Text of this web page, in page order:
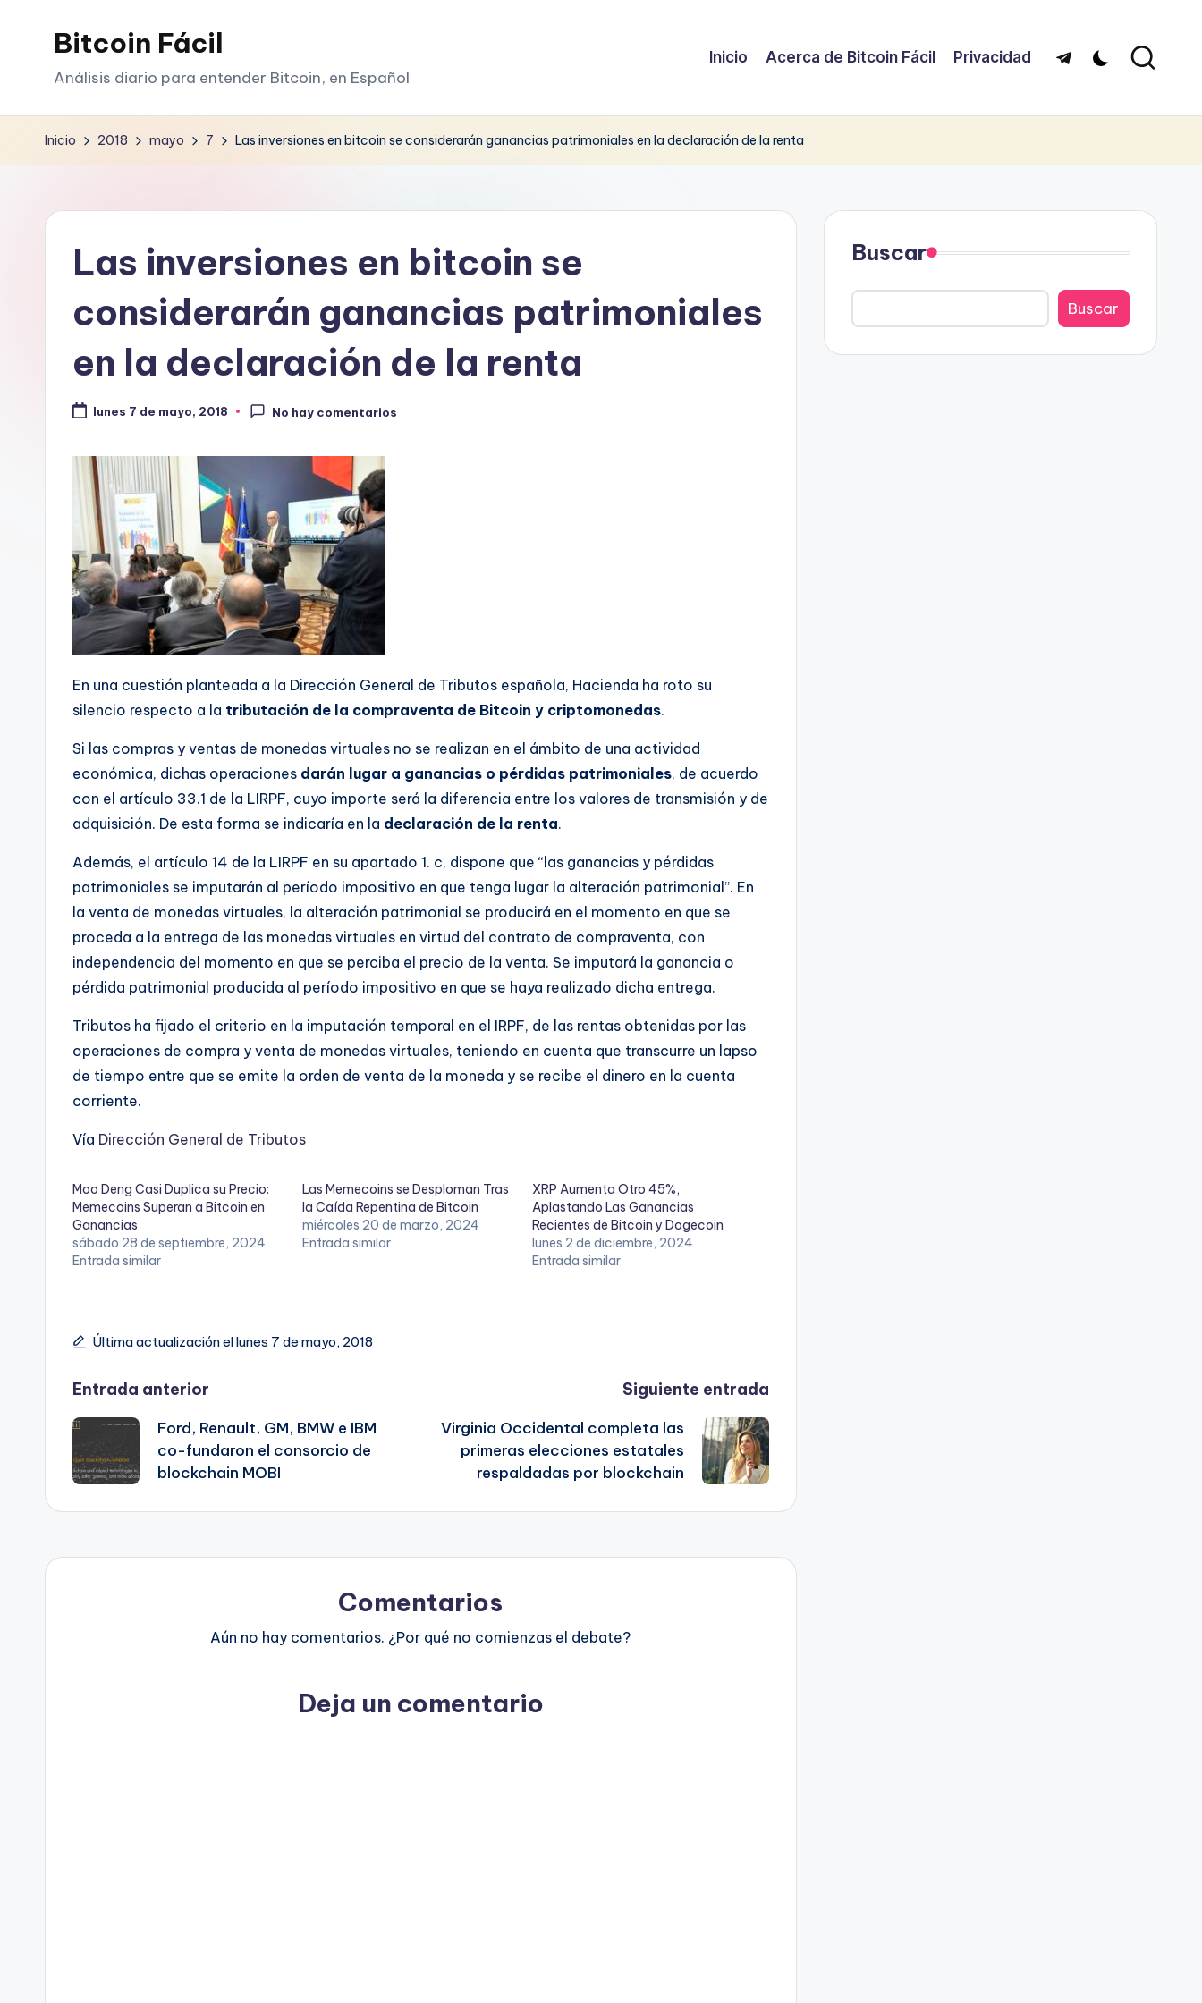
Bitcoin Fácil
Análisis diario para entender Bitcoin, en Español
Inicio Acerca de Bitcoin Fácil Privacidad Telegram
Inicio 2018 mayo 7 Las inversiones en bitcoin se considerarán ganancias patrimoniales en la declaración de la renta
Las inversiones en bitcoin se
considerarán ganancias patrimoniales
en la declaración de la renta
lunes 7 de mayo, 2018 No hay comentarios
En una cuestión planteada a la Dirección General de Tributos española, Hacienda ha roto su
silencio respecto a la tributación de la compraventa de Bitcoin y criptomonedas.
Si las compras y ventas de monedas virtuales no se realizan en el ámbito de una actividad
económica, dichas operaciones darán lugar a ganancias o pérdidas patrimoniales, de acuerdo
con el artículo 33.1 de la LIRPF, cuyo importe será la diferencia entre los valores de transmisión y de
adquisición. De esta forma se indicaría en la declaración de la renta.
Además, el artículo 14 de la LIRPF en su apartado 1. c, dispone que “las ganancias y pérdidas
patrimoniales se imputarán al período impositivo en que tenga lugar la alteración patrimonial”. En
la venta de monedas virtuales, la alteración patrimonial se producirá en el momento en que se
proceda a la entrega de las monedas virtuales en virtud del contrato de compraventa, con
independencia del momento en que se perciba el precio de la venta. Se imputará la ganancia o
pérdida patrimonial producida al período impositivo en que se haya realizado dicha entrega.
Tributos ha fijado el criterio en la imputación temporal en el IRPF, de las rentas obtenidas por las
operaciones de compra y venta de monedas virtuales, teniendo en cuenta que transcurre un lapso
de tiempo entre que se emite la orden de venta de la moneda y se recibe el dinero en la cuenta
corriente.
Vía Dirección General de Tributos
Moo Deng Casi Duplica su Precio:
Memecoins Superan a Bitcoin en
Ganancias
sábado 28 de septiembre, 2024
Entrada similar
Las Memecoins se Desploman Tras
la Caída Repentina de Bitcoin
miércoles 20 de marzo, 2024
Entrada similar
XRP Aumenta Otro 45%,
Aplastando Las Ganancias
Recientes de Bitcoin y Dogecoin
lunes 2 de diciembre, 2024
Entrada similar
Última actualización el lunes 7 de mayo, 2018
Navegación
de
entradas
Entrada anterior
Ford, Renault, GM, BMW e IBM
co-fundaron el consorcio de
blockchain MOBI
Siguiente entrada
Virginia Occidental completa las
primeras elecciones estatales
respaldadas por blockchain
Comentarios
Aún no hay comentarios. ¿Por qué no comienzas el debate?
Deja un comentario
Buscar
Buscar